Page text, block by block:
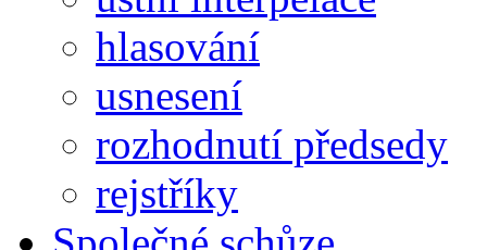
hlasování
usnesení
rozhodnutí předsedy
rejstříky